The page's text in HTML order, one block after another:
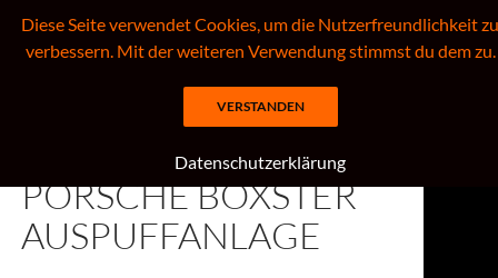
Inhalt
springen
Willkommen auf meiner PORSCHE, HKT + WESTFIELD – Seite
PORSCHE BOXSTER
AUSPUFFANLAGE
Diese Seite verwendet Cookies, um die Nutzerfreundlichkeit zu
verbessern. Mit der weiteren Verwendung stimmst du dem zu.
VERSTANDEN
Datenschutzerklärung